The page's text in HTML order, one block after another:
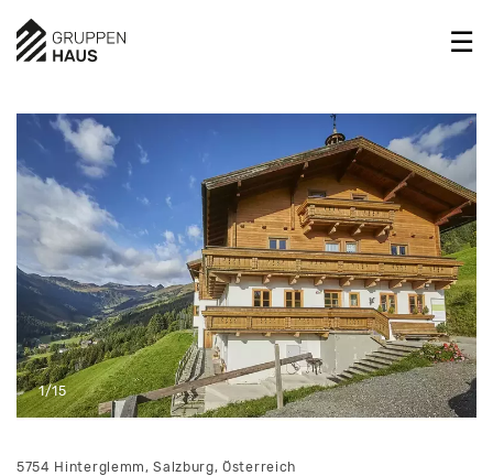
1/15
5754 Hinterglemm, Salzburg, Österreich